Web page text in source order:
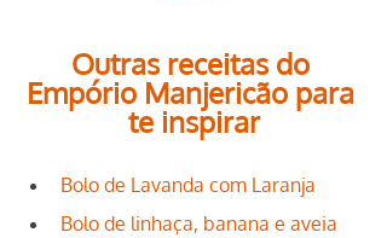
Outras receitas do
Empório Manjericão para
te inspirar
Bolo de Lavanda com Laranja
Bolo de linhaça, banana e aveia